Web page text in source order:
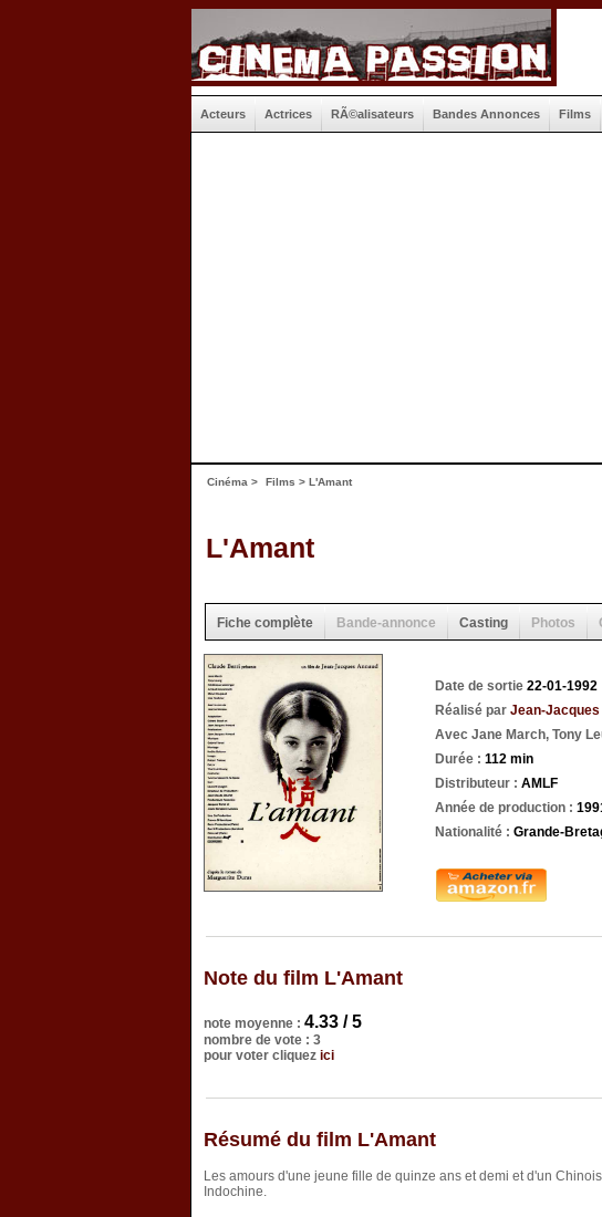
Acteurs Actrices RÃ©alisateurs Bandes Annonces Films
Cinéma > Films > L'Amant
L'Amant
Fiche complète Bande-annonce Casting Photos
Date de sortie 22-01-1992
Réalisé par Jean-
Avec Jane March, Tony
Durée : 112 min
Distributeur : AMLF
Année de production :
Nationalité : Grande-
Note du film L'Amant
note moyenne : 4.33 / 5
nombre de vote : 3
pour voter cliquez ici
Résumé du film L'Amant
Les amours d'une jeune fille de quinze ans et demi et d'un
Indochine.